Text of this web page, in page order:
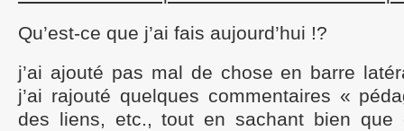
Qu’est-ce que j’ai fais aujourd’hui !?
j’ai ajouté pas mal de chose en barre
j’ai rajouté quelques commentaires «
des liens, etc., tout en sachant bien que